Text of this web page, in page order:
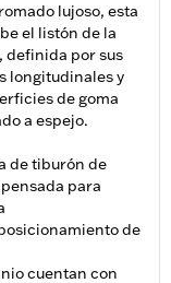
lujoso, esta
el listón de la
definida por sus
longitudinales y
de goma
a espejo.
de tiburón de
para
de
cuentan con